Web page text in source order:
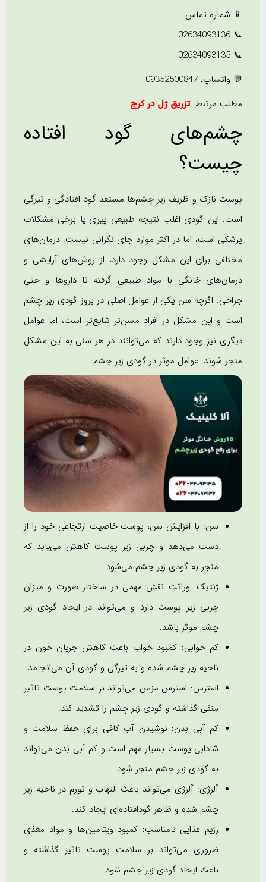
📱 شماره تماس:
‌📞 02634093136
‌📞 02634093135
💬 واتساپ: 09352500847
مطلب مرتبط:تزریق ژل در کرج
چشم‌های گود افتاده
چیست؟
پوست نازک و ظریف زیر چشم‌ها مستعد گود افتادگی و تیرگی
است. این گودی اغلب نتیجه طبیعی پیری یا برخی مشکلات
پزشکی است، اما در اکثر موارد جای نگرانی نیست. درمان‌های
مختلفی برای این مشکل وجود دارد، از روش‌های آرایشی و
درمان‌های خانگی با مواد طبیعی گرفته تا داروها و حتی
جراحی. اگرچه سن یکی از عوامل اصلی در بروز گودی زیر چشم
است و این مشکل در افراد مسن‌تر شایع‌تر است، اما عوامل
دیگری نیز وجود دارند که می‌توانند در هر سنی به این مشکل
منجر شوند. عوامل موثر در گودی زیر چشم:
سن: با افزایش سن، پوست خاصیت ارتجاعی خود را از
دست می‌دهد و چربی زیر پوست کاهش می‌یابد که
منجر به گودی زیر چشم می‌شود.
ژنتیک: وراثت نقش مهمی در ساختار صورت و میزان
چربی زیر پوست دارد و می‌تواند در ایجاد گودی زیر
چشم موثر باشد.
کم خوابی: کمبود خواب باعث کاهش جریان خون در
ناحیه زیر چشم شده و به تیرگی و گودی آن می‌انجامد.
استرس: استرس مزمن می‌تواند بر سلامت پوست تاثیر
منفی گذاشته و گودی زیر چشم را تشدید کند.
کم آبی بدن: نوشیدن آب کافی برای حفظ سلامت و
شادابی پوست بسیار مهم است و کم آبی بدن می‌تواند
به گودی زیر چشم منجر شود.
آلرژی: آلرژی می‌تواند باعث التهاب و تورم در ناحیه زیر
چشم شده و ظاهر گودافتاده‌ای ایجاد کند.
رژیم غذایی نامناسب: کمبود ویتامین‌ها و مواد مغذی
ضروری می‌تواند بر سلامت پوست تاثیر گذاشته و
باعث ایجاد گودی زیر چشم شود.